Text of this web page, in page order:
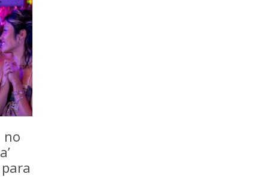
no